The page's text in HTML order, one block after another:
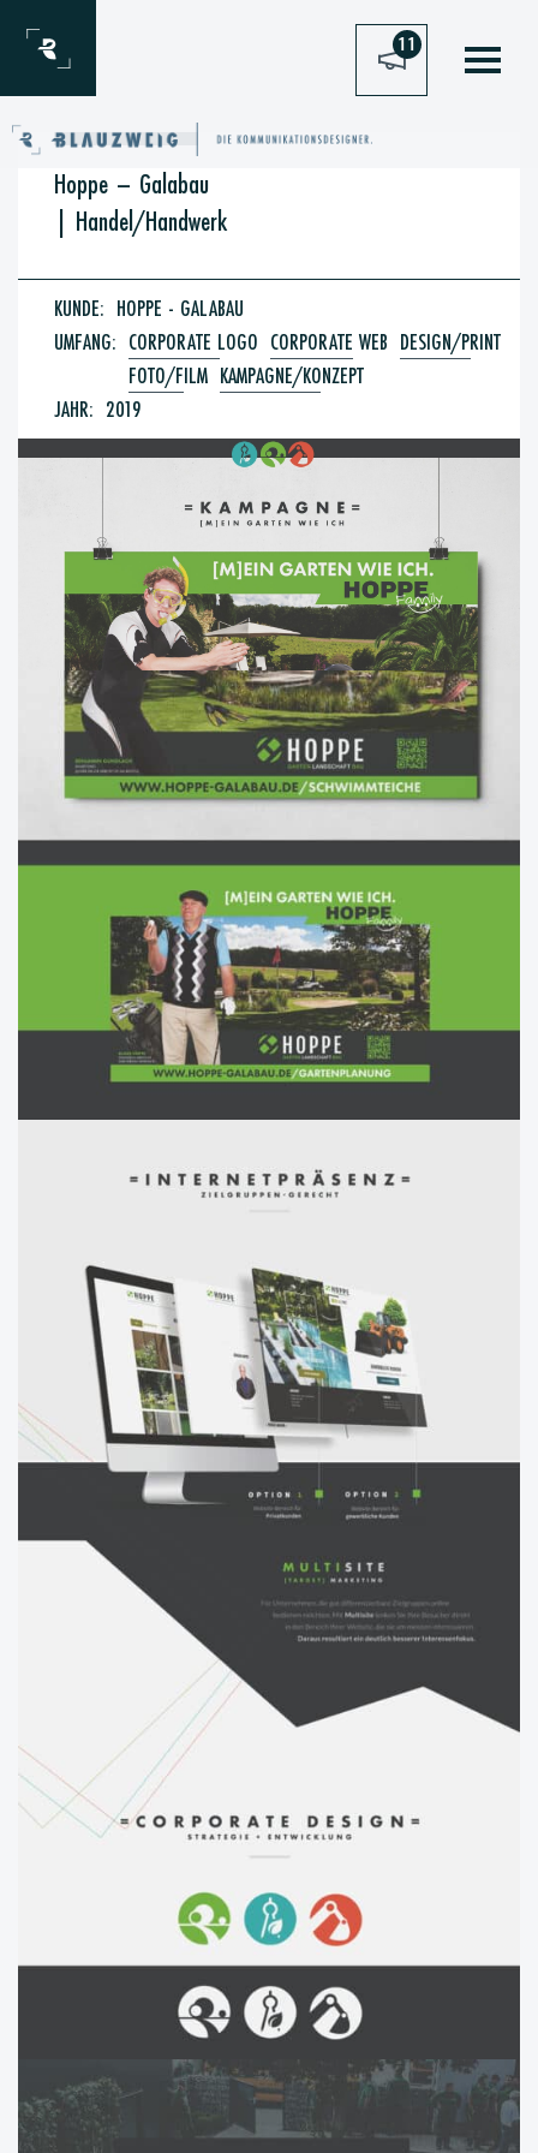
11
Hoppe – Galabau
Handel/Handwerk
KUNDE: HOPPE - GALABAU
UMFANG: CORPORATE LOGO CORPORATE WEB DESIGN/PRINT
FOTO/FILM KAMPAGNE/KONZEPT
JAHR: 2019